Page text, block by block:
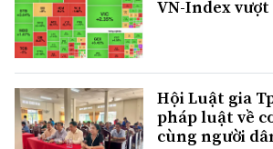
VN-Index vượt
Hội Luật gia
pháp luật về
cùng người